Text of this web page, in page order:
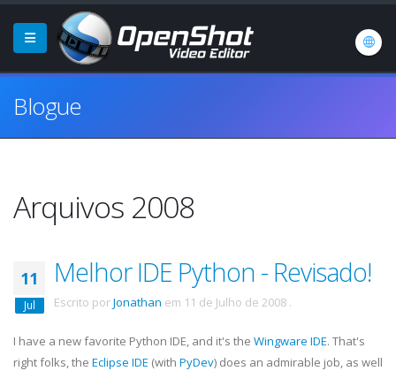
Blogue
Arquivos 2008
11
Jul
Melhor IDE Python - Revisado!
Escrito porJonathan em 11 de Julho de 2008 .
I have a new favorite Python IDE, and it's the Wingware IDE. That's
right folks, the Eclipse IDE (with PyDev) does an admirable job, as well